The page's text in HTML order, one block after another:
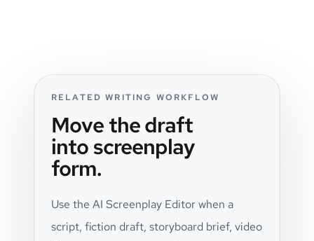
RELATED WRITING WORKFLOW
Move the draft
into screenplay
form.
Use the AI Screenplay Editor when a
script, fiction draft, storyboard brief, video